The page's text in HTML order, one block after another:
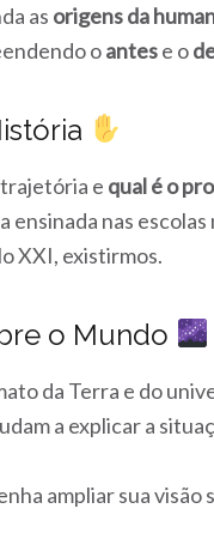
as origens da
oantese o
e qual é o
ensinada nas
XXI, existirmos.
o Mundo
da Terra e do
a explicar a
ampliar sua visão